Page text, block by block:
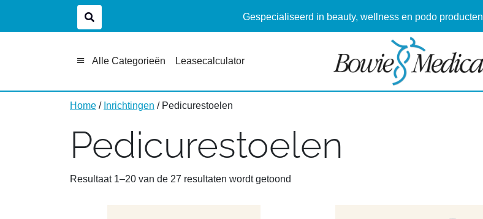
Gespecialiseerd in beauty, wellness en podo producten
Alle Categorieën Leasecalculator
Home / Inrichtingen / Pedicurestoelen
Pedicurestoelen
Resultaat 1–20 van de 27 resultaten wordt getoond